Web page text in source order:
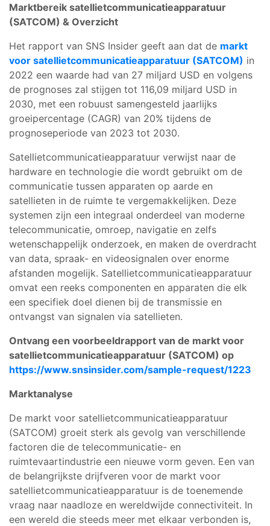
Marktbereik satellietcommunicatieapparatuur
(SATCOM) & Overzicht
Het rapport van SNS Insider geeft aan dat de markt
voor satellietcommunicatieapparatuur (SATCOM) in
2022 een waarde had van 27 miljard USD en volgens
de prognoses zal stijgen tot 116,09 miljard USD in
2030, met een robuust samengesteld jaarlijks
groeipercentage (CAGR) van 20% tijdens de
prognoseperiode van 2023 tot 2030.
Satellietcommunicatieapparatuur verwijst naar de
hardware en technologie die wordt gebruikt om de
communicatie tussen apparaten op aarde en
satellieten in de ruimte te vergemakkelijken. Deze
systemen zijn een integraal onderdeel van moderne
telecommunicatie, omroep, navigatie en zelfs
wetenschappelijk onderzoek, en maken de overdracht
van data, spraak- en videosignalen over enorme
afstanden mogelijk. Satellietcommunicatieapparatuur
omvat een reeks componenten en apparaten die elk
een specifiek doel dienen bij de transmissie en
ontvangst van signalen via satellieten.
Ontvang een voorbeeldrapport van de markt voor
satellietcommunicatieapparatuur (SATCOM) op
https://www.snsinsider.com/sample-request/1223
Marktanalyse
De markt voor satellietcommunicatieapparatuur
(SATCOM) groeit sterk als gevolg van verschillende
factoren die de telecommunicatie- en
ruimtevaartindustrie een nieuwe vorm geven. Een van
de belangrijkste drijfveren voor de markt voor
satellietcommunicatieapparatuur is de toenemende
vraag naar naadloze en wereldwijde connectiviteit. In
een wereld die steeds meer met elkaar verbonden is,